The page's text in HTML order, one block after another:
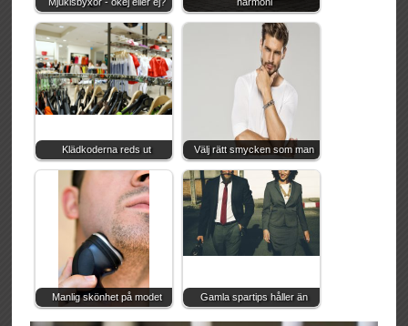
Klädkoderna reds ut Välj rätt smycken som man
Manlig skönhet på modet Gamla spartips håller än